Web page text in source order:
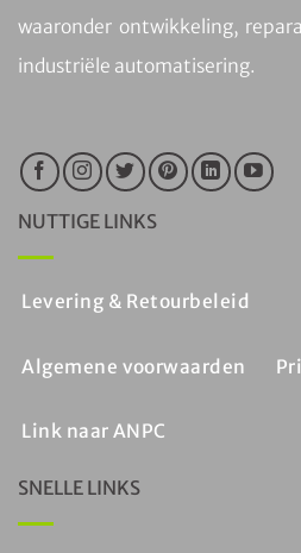
waaronder ontwikkeling,
industriële automatisering.
NUTTIGE LINKS
Levering & Retourbeleid
Algemene voorwaarden
Link naar ANPC
SNELLE LINKS